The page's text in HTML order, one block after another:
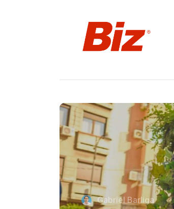
Cristi Dorombach